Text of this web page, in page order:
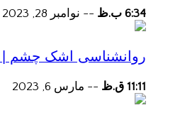
6:34 ب.ظ -- نوامبر 28, 2023
روانشناسی اشک چشم
11:11 ق.ظ -- مارس 6, 2023